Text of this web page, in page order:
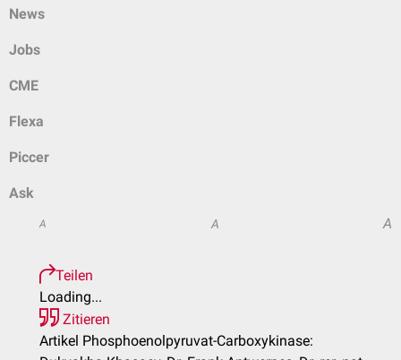
News
Jobs
CME
Flexa
Piccer
Ask
A A A
Teilen
Loading...
Zitieren
Artikel Phosphoenolpyruvat-Carboxykinase: